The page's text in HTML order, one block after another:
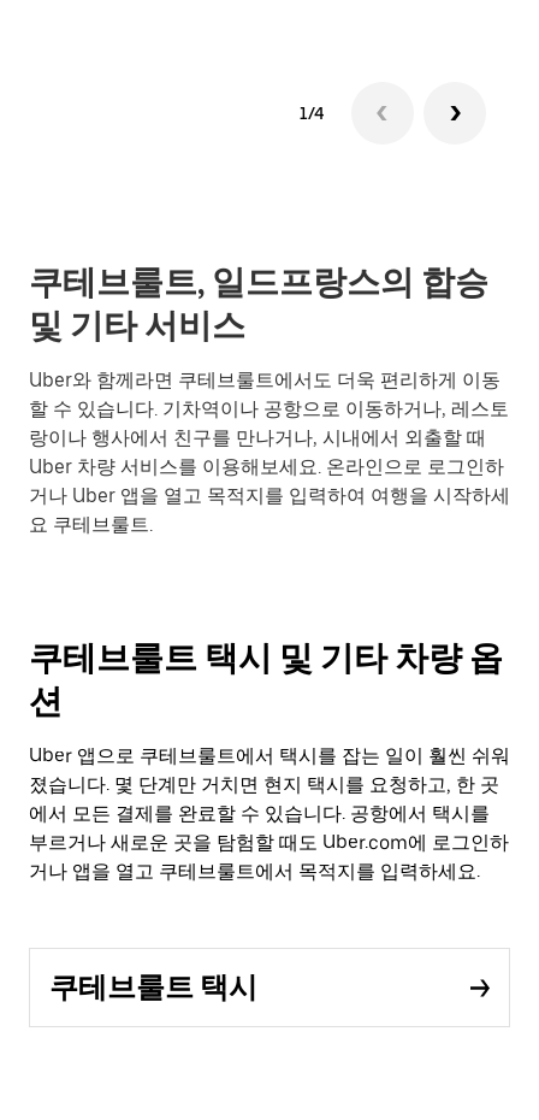
1/4
쿠테브룰트, 일드프랑스의 합승
및 기타 서비스
Uber와 함께라면 쿠테브룰트에서도 더욱 편리하게 이동
할 수 있습니다. 기차역이나 공항으로 이동하거나, 레스토
랑이나 행사에서 친구를 만나거나, 시내에서 외출할 때
Uber 차량 서비스를 이용해보세요. 온라인으로 로그인하
거나 Uber 앱을 열고 목적지를 입력하여 여행을 시작하세
요 쿠테브룰트.
쿠테브룰트 택시 및 기타 차량 옵
션
Uber 앱으로 쿠테브룰트에서 택시를 잡는 일이 훨씬 쉬워
졌습니다. 몇 단계만 거치면 현지 택시를 요청하고, 한 곳
에서 모든 결제를 완료할 수 있습니다. 공항에서 택시를
부르거나 새로운 곳을 탐험할 때도 Uber.com에 로그인하
거나 앱을 열고 쿠테브룰트에서 목적지를 입력하세요.
쿠테브룰트 택시